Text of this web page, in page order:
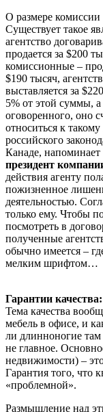
О размере комиссии
Существует такое
агентство
продается за $200
комиссионные –
$190 тысяч,
выставляется за
5% от этой суммы, а
оговоренного, оно
относиться к
российского
Канаде, напоминает
президент
действия агенту
пожизненное
деятельностью.
только ему. Чтобы
посмотреть в
полученные
обычно имеется –
мелким шрифтом…
Гарантии
Тема качества
мебель в офисе, и
ли длинноногие там
не главное.
недвижимости) –
Гарантия того, что
«проблемной».
Размышление над